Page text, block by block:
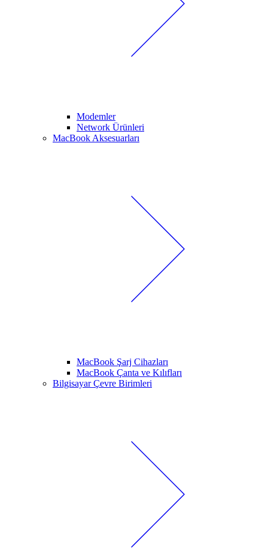
Modemler
Network Ürünleri
MacBook Aksesuarları
MacBook Şarj Cihazları
MacBook Çanta ve Kılıfları
Bilgisayar Çevre Birimleri